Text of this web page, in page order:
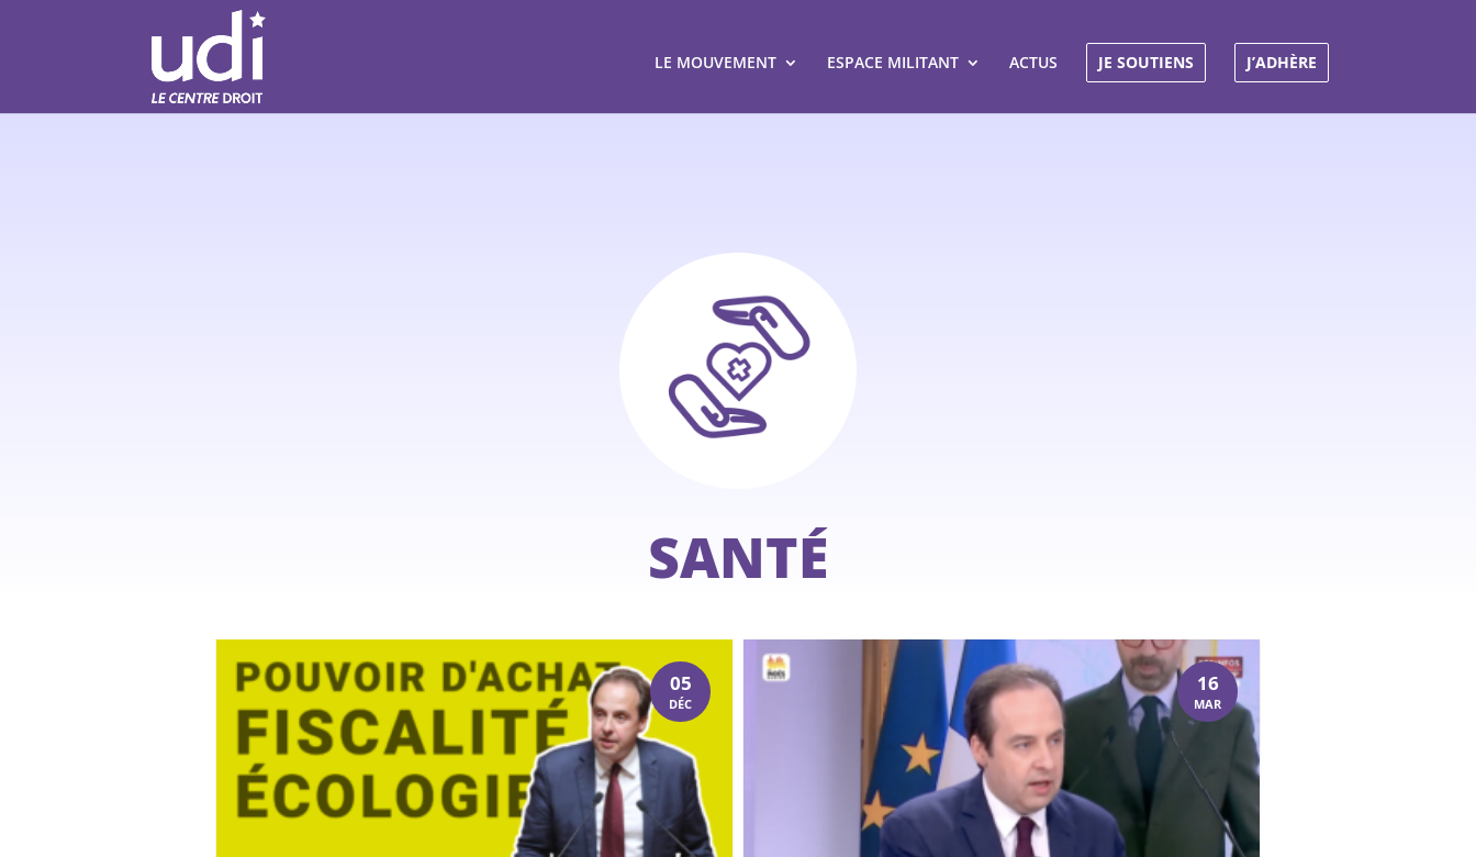
LE MOUVEMENT ESPACE MILITANT ACTUS JE SOUTIENS J’ADHÈRE
SANTÉ
05
DÉC
16
MAR